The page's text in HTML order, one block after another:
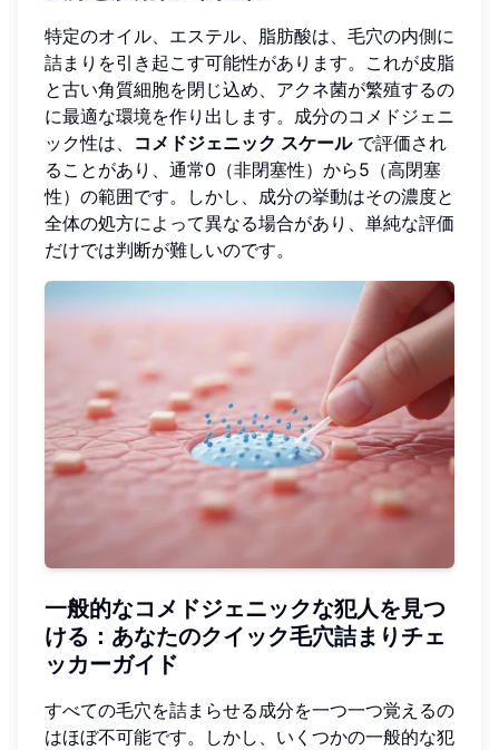
特定のオイル、エステル、脂肪酸は、毛穴の内側に
詰まりを引き起こす可能性があります。これが皮脂
と古い角質細胞を閉じ込め、アクネ菌が繁殖するの
に最適な環境を作り出します。成分のコメドジェニ
ック性は、 コメドジェニック スケールで評価され
ることがあり、通常0（非閉塞性）から5（高閉塞
性）の範囲です。しかし、成分の挙動はその濃度と
全体の処方によって異なる場合があり、単純な評価
だけでは判断が難しいのです。
一般的なコメドジェニックな犯人を見つ
ける：あなたのクイック毛穴詰まりチェ
ッカーガイド
すべての毛穴を詰まらせる成分を一つ一つ覚えるの
はほぼ不可能です。しかし、いくつかの一般的な犯